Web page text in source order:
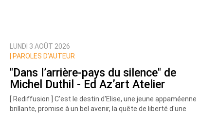
LUNDI 3 AOÛT 2026
PAROLES D’AUTEUR
"Dans l’arrière-pays du silence" de
Michel Duthil - Ed Az’art Atelier
[ Rediffusion ] C'est le destin d'Elise, une jeune appaméenne
brillante, promise à un bel avenir, la quête de liberté d'une